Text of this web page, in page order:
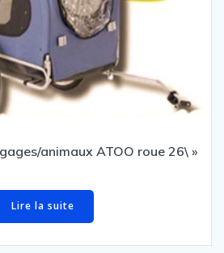
animaux ATOO roue 26\ »
Lire la suite